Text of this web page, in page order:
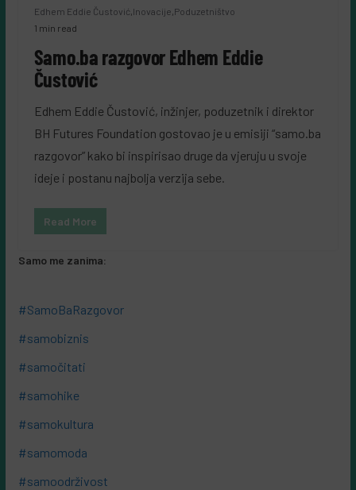
Edhem Eddie Čustović,Inovacije,Poduzetništvo
1 min read
Samo.ba razgovor Edhem Eddie
Čustović
Edhem Eddie Čustović, inžinjer, poduzetnik i direktor
BH Futures Foundation gostovao je u emisiji “samo.ba
razgovor” kako bi inspirisao druge da vjeruju u svoje
ideje i postanu najbolja verzija sebe.
Read More
Samo me zanima:
#SamoBaRazgovor
#samobiznis
#samočitati
#samohike
#samokultura
#samomoda
#samoodrživost